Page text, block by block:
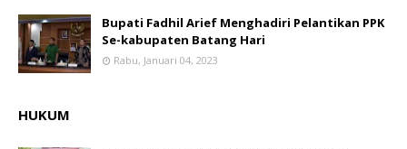
Bupati Fadhil Arief Menghadiri Pelantikan PPK
Se-kabupaten Batang Hari
Rabu, Januari 04, 2023
HUKUM